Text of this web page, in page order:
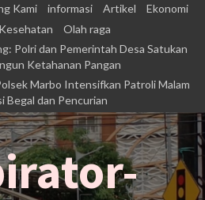
Kami informasi Artikel
Ekonomi
Kesehatan
Olah raga
Polri dan Pemerintah Desa Satukan
Ketahanan Pangan
Marbo Intensifkan Patroli Malam
Begal dan Pencurian